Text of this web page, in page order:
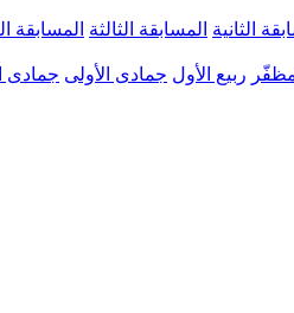
الثانية المسابقة الثالثة المسابقة
ربيع الأول جمادى الأولى جمادى